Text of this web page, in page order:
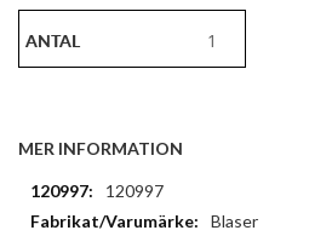
ANTAL
MER INFORMATION
Mer
information
120997
Blaser